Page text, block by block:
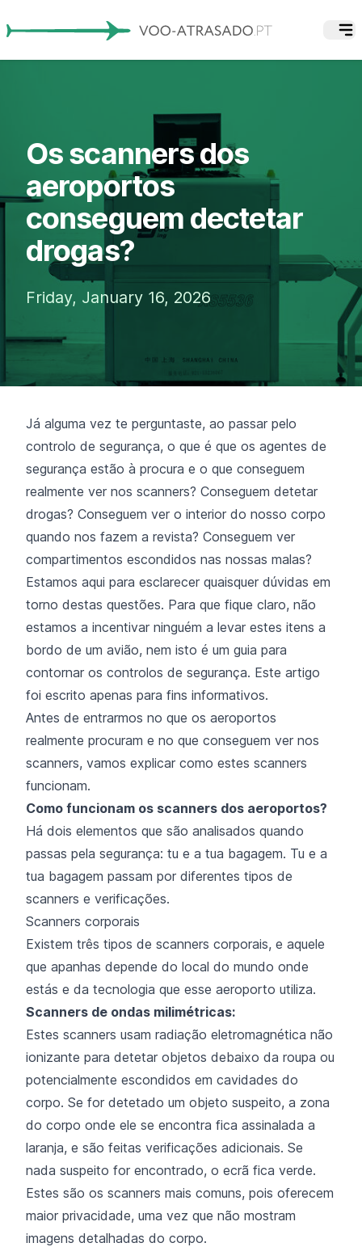
Os scanners dos
aeroportos
conseguem dectetar
drogas?
Friday, January 16, 2026
Já alguma vez te perguntaste, ao passar pelo
controlo de segurança, o que é que os agentes de
segurança estão à procura e o que conseguem
realmente ver nos scanners? Conseguem detetar
drogas? Conseguem ver o interior do nosso corpo
quando nos fazem a revista? Conseguem ver
compartimentos escondidos nas nossas malas?
Estamos aqui para esclarecer quaisquer dúvidas em
torno destas questões. Para que fique claro, não
estamos a incentivar ninguém a levar estes itens a
bordo de um avião, nem isto é um guia para
contornar os controlos de segurança. Este artigo
foi escrito apenas para fins informativos.
Antes de entrarmos no que os aeroportos
realmente procuram e no que conseguem ver nos
scanners, vamos explicar como estes scanners
funcionam.
Como funcionam os scanners dos aeroportos?
Há dois elementos que são analisados quando
passas pela segurança: tu e a tua bagagem. Tu e a
tua bagagem passam por diferentes tipos de
scanners e verificações.
Scanners corporais
Existem três tipos de scanners corporais, e aquele
que apanhas depende do local do mundo onde
estás e da tecnologia que esse aeroporto utiliza.
Scanners de ondas milimétricas:
Estes scanners usam radiação eletromagnética não
ionizante para detetar objetos debaixo da roupa ou
potencialmente escondidos em cavidades do
corpo. Se for detetado um objeto suspeito, a zona
do corpo onde ele se encontra fica assinalada a
laranja, e são feitas verificações adicionais. Se
nada suspeito for encontrado, o ecrã fica verde.
Estes são os scanners mais comuns, pois oferecem
maior privacidade, uma vez que não mostram
imagens detalhadas do corpo.